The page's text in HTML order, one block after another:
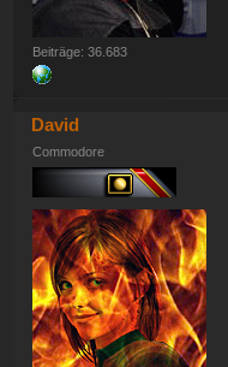
Beiträge: 36.683
David
Commodore